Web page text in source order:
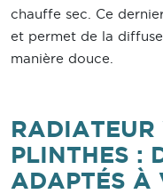
chauffe sec. Ce
et permet de la
manière douce.
PLINTHES :
ADAPTÉS À